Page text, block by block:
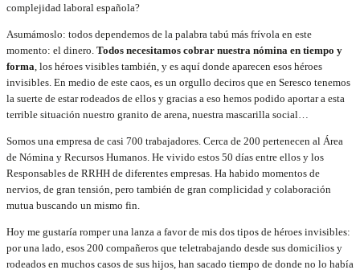
complejidad laboral española?
Asumámoslo: todos dependemos de la palabra tabú más frívola en este
momento: el dinero. Todos necesitamos cobrar nuestra nómina en tiempo y
forma , los héroes visibles también, y es aquí donde aparecen esos héroes
invisibles. En medio de este caos, es un orgullo deciros que en Seresco tenemos
la suerte de estar rodeados de ellos y gracias a eso hemos podido aportar a esta
terrible situación nuestro granito de arena, nuestra mascarilla social…
Somos una empresa de casi 700 trabajadores. Cerca de 200 pertenecen al Área
de Nómina y Recursos Humanos. He vivido estos 50 días entre ellos y los
Responsables de RRHH de diferentes empresas. Ha habido momentos de
nervios, de gran tensión, pero también de gran complicidad y colaboración
mutua buscando un mismo fin.
Hoy me gustaría romper una lanza a favor de mis dos tipos de héroes invisibles:
por una lado, esos 200 compañeros que teletrabajando desde sus domicilios y
rodeados en muchos casos de sus hijos, han sacado tiempo de donde no lo había